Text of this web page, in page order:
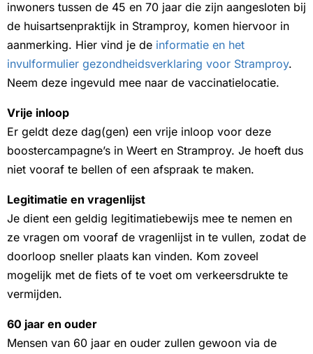
inwoners tussen de 45 en 70 jaar die zijn aangesloten bij
de huisartsenpraktijk in Stramproy, komen hiervoor in
aanmerking. Hier vind je de informatie en het
invulformulier gezondheidsverklaring voor Stramproy.
Neem deze ingevuld mee naar de vaccinatielocatie.
Vrije inloop
Er geldt deze dag(gen) een vrije inloop voor deze
boostercampagne’s in Weert en Stramproy. Je hoeft dus
niet vooraf te bellen of een afspraak te maken.
Legitimatie en vragenlijst
Je dient een geldig legitimatiebewijs mee te nemen en
ze vragen om vooraf de vragenlijst in te vullen, zodat de
doorloop sneller plaats kan vinden. Kom zoveel
mogelijk met de fiets of te voet om verkeersdrukte te
vermijden.
60 jaar en ouder
Mensen van 60 jaar en ouder zullen gewoon via de